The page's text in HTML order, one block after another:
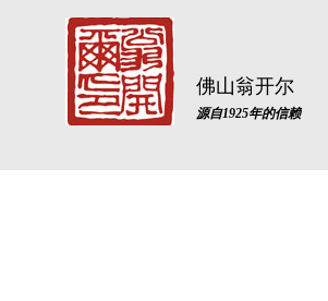
佛山翁开尔
源自1925年的信赖